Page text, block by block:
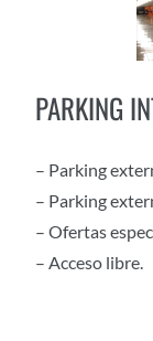
PARKING
– Parking
– Parking
– Ofertas
– Acceso libre.